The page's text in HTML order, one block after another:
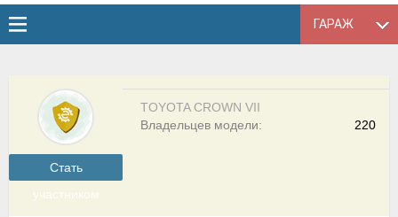
ГАРАЖ
Cтать
участником
TOYOTA CROWN VII
220
Владельцев модели: